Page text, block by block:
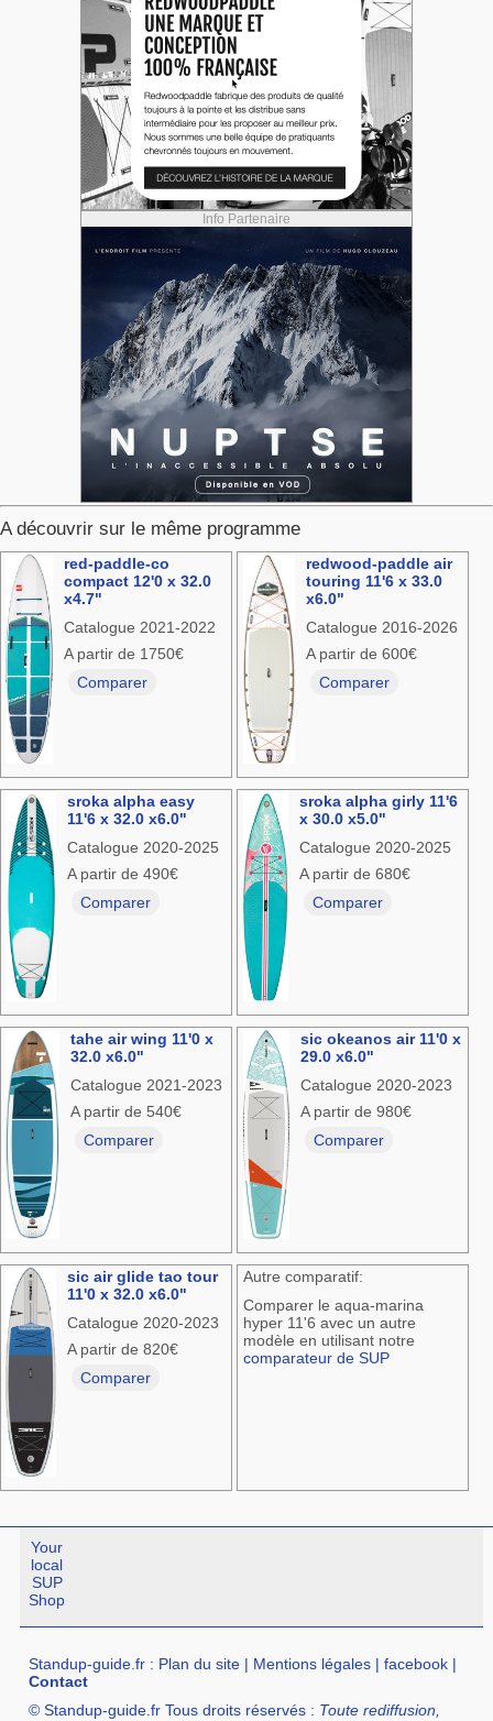
Info Partenaire
A découvrir sur le même programme
red-paddle-co
compact 12'0 x 32.0
x4.7"
Catalogue 2021-2022
A partir de 1750€
Comparer
redwood-paddle air
touring 11'6 x 33.0
x6.0"
Catalogue 2016-2026
A partir de 600€
Comparer
sroka alpha easy
11'6 x 32.0 x6.0"
Catalogue 2020-2025
A partir de 490€
Comparer
sroka alpha girly 11'6
x 30.0 x5.0"
Catalogue 2020-2025
A partir de 680€
Comparer
tahe air wing 11'0 x
32.0 x6.0"
Catalogue 2021-2023
A partir de 540€
Comparer
sic okeanos air 11'0 x
29.0 x6.0"
Catalogue 2020-2023
A partir de 980€
Comparer
sic air glide tao tour
11'0 x 32.0 x6.0"
Catalogue 2020-2023
A partir de 820€
Comparer
Autre comparatif:
Comparer le aqua-marina
hyper 11'6 avec un autre
modèle en utilisant notre
comparateur de SUP
Your
local
SUP
Shop
Standup-guide.fr : Plan du site | Mentions légales |facebook |
Contact
© Standup-guide.fr Tous droits réservés : Toute rediffusion,